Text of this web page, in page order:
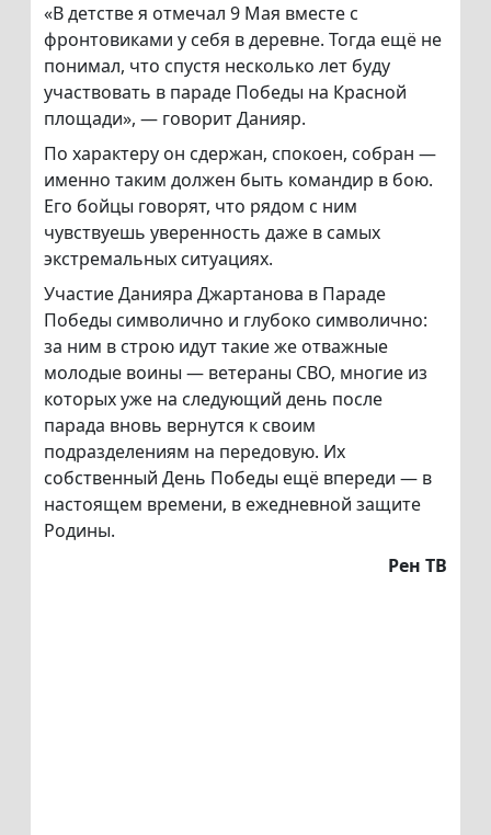
«В детстве я отмечал 9 Мая вместе с
фронтовиками у себя в деревне. Тогда ещё не
понимал, что спустя несколько лет буду
участвовать в параде Победы на Красной
площади», — говорит Данияр.
По характеру он сдержан, спокоен, собран —
именно таким должен быть командир в бою.
Его бойцы говорят, что рядом с ним
чувствуешь уверенность даже в самых
экстремальных ситуациях.
Участие Данияра Джартанова в Параде
Победы символично и глубоко символично:
за ним в строю идут такие же отважные
молодые воины — ветераны СВО, многие из
которых уже на следующий день после
парада вновь вернутся к своим
подразделениям на передовую. Их
собственный День Победы ещё впереди — в
настоящем времени, в ежедневной защите
Родины.
Рен ТВ